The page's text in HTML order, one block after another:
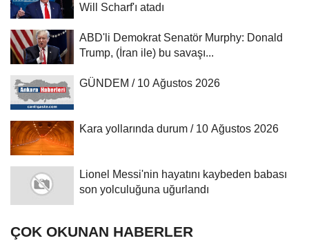
Will Scharf'ı atadı
ABD'li Demokrat Senatör Murphy: Donald
Trump, (İran ile) bu savaşı...
GÜNDEM / 10 Ağustos 2026
Kara yollarında durum / 10 Ağustos 2026
Lionel Messi'nin hayatını kaybeden babası
son yolculuğuna uğurlandı
ÇOK OKUNAN HABERLER